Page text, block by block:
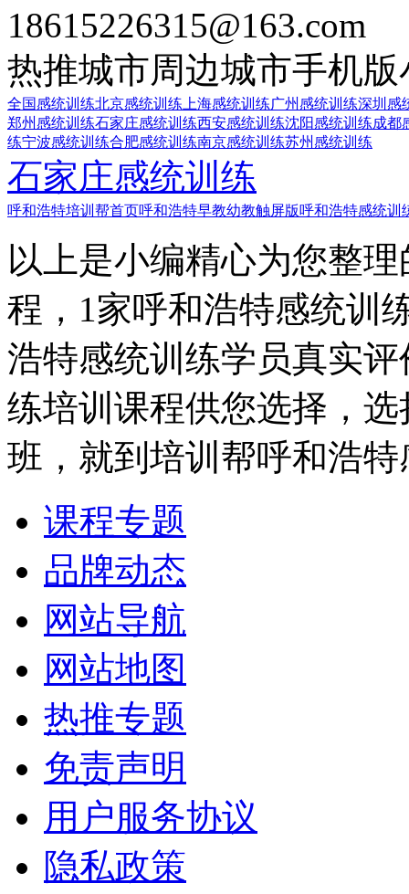
18615226315@163.com
热推城市周边城市手机版
全国感统训练北京感统训练 上海感统训练广州感统训练深圳感
郑州感统训练石家庄感统训练西安感统训练沈阳感统训练成都
练宁波感统训练合肥感统训练南京感统训练苏州感统训练
石家庄感统训练
呼和浩特培训帮首页呼和浩特早教幼教触屏版呼和浩特感统训
以上是小编精心为您整
程，1家呼和浩特感统训
浩特感统训练学员真实
练培训课程供您选择，
班，就到培训帮呼和浩
课程专题
品牌动态
网站导航
网站地图
热推专题
免责声明
用户服务协议
隐私政策